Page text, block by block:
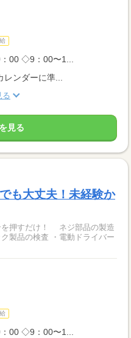
00 ◇9：00〜1...
ンダーに準...
る
見る
も大丈夫！未経験か
電動ドライバー
00 ◇9：00〜1...